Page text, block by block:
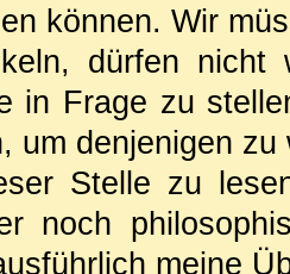
können. Wir
dürfen nicht
in Frage zu
um denjenigen
Stelle zu
noch
meine